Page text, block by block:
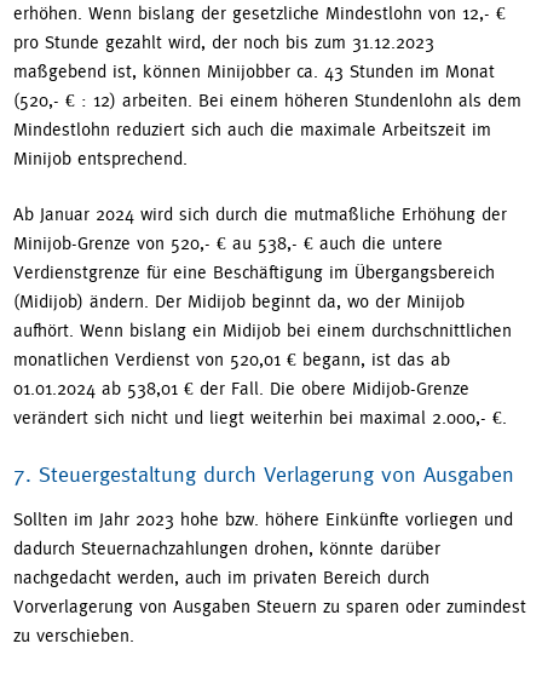
erhöhen. Wenn bislang der gesetzliche Mindestlohn von 12,- €
pro Stunde gezahlt wird, der noch bis zum 31.12.2023
maßgebend ist, können Minijobber ca. 43 Stunden im Monat
(520,- € : 12) arbeiten. Bei einem höheren Stundenlohn als dem
Mindestlohn reduziert sich auch die maximale Arbeitszeit im
Minijob entsprechend.
Ab Januar 2024 wird sich durch die mutmaßliche Erhöhung der
Minijob-Grenze von 520,- € au 538,- € auch die untere
Verdienstgrenze für eine Beschäftigung im Übergangsbereich
(Midijob) ändern. Der Midijob beginnt da, wo der Minijob
aufhört. Wenn bislang ein Midijob bei einem durchschnittlichen
monatlichen Verdienst von 520,01 € begann, ist das ab
01.01.2024 ab 538,01 € der Fall. Die obere Midijob-Grenze
verändert sich nicht und liegt weiterhin bei maximal 2.000,- €.
7. Steuergestaltung durch Verlagerung von Ausgaben
Sollten im Jahr 2023 hohe bzw. höhere Einkünfte vorliegen und
dadurch Steuernachzahlungen drohen, könnte darüber
nachgedacht werden, auch im privaten Bereich durch
Vorverlagerung von Ausgaben Steuern zu sparen oder zumindest
zu verschieben.